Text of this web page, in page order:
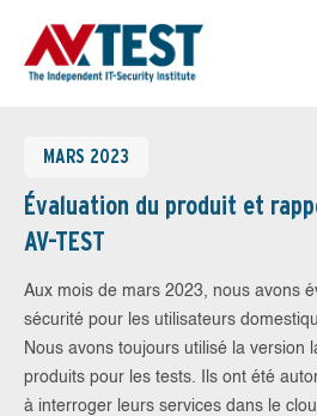
MARS 2023
Évaluation du produit et
AV-TEST
Aux mois de mars 2023, nous avons
sécurité pour les utilisateurs
Nous avons toujours utilisé la version
produits pour les tests. Ils ont été
à interroger leurs services dans le